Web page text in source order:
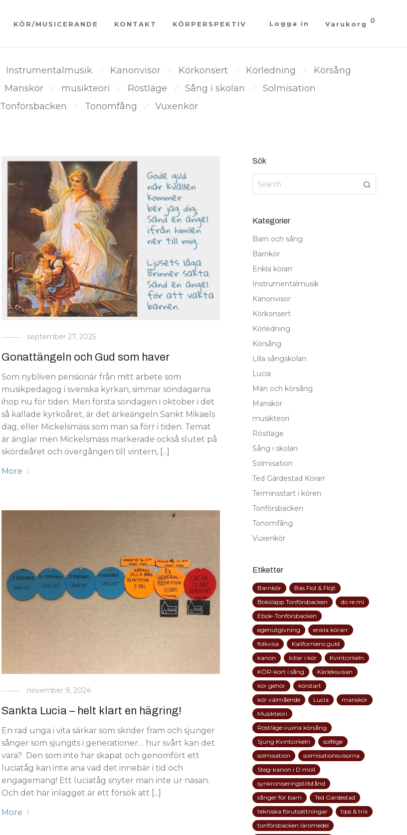
KÖR/MUSICERANDE KONTAKT KÖRPERSPEKTIV Logga in Varukorg 0
Instrumentalmusik ⁄ Kanonvisor ⁄ Körkonsert ⁄ Körledning ⁄ Körsång
Manskör ⁄ musikteori ⁄ Röstläge ⁄ Sång i skolan ⁄ Solmisation
Tonförsbacken ⁄ Tonomfång ⁄ Vuxenkör
september 27, 2025
Gonattängeln och Gud som haver
Som nybliven pensionär från mitt arbete som
musikpedagog i svenska kyrkan, simmar söndagarna
ihop nu för tiden. Men första söndagen i oktober i det
så kallade kyrkoåret, är det ärkeängeln Sankt Mikaels
dag, eller Mickelsmäss som man sa förr i tiden. Temat
är änglar men Mickelsmäss markerade också slutet på
skördeåret och övergången till vintern, [...]
More
november 9, 2024
Sankta Lucia – helt klart en hägring!
En rad unga i vita särkar som skrider fram och sjunger
sånger som sjungits i generationer… hur svårt kan det
vara? Den som inte har skapat och genomfört ett
luciatåg kan inte ana vad det innebär i tid och
engagemang! Ett luciatåg snyter man inte ur näsan.
Och det här inlägget är ett försök att [...]
More
Sök
Kategorier
Barn och sång
Barnkör
Enkla körarr
Instrumentalmusik
Kanonvisor
Körkonsert
Körledning
Körsång
Lilla sångskolan
Lucia
Män och körsång
Manskör
musikteori
Röstläge
Sång i skolan
Solmisation
Ted Gärdestad Körarr
Terminsstart i kören
Tonförsbacken
Tonomfång
Vuxenkör
Etiketter
Barnkör
Bas Fiol & Flöjt
Boksläpp Tonförsbacken
do re mi
Ebok-Tonförsbacken
egenutgivning
enkla körarr
folkvisa
Kaliforniens guld
kanon
killar i kör
Kvintcirkeln
KÖR-kort i sång
Kärleksvisan
kör gehör
körstart
kör välmående
Lucia
manskör
Musikteori
Röstläge vuxna körsång
Sjung Kvintcirkeln
solfége
solmisation
solmisationsvisorna
Steg-kanon i D moll
synkroniseringstillstånd
sånger för barn
Ted Gärdestad
tekniska förutsättningar
tips & trix
tonförsbacken läromedel